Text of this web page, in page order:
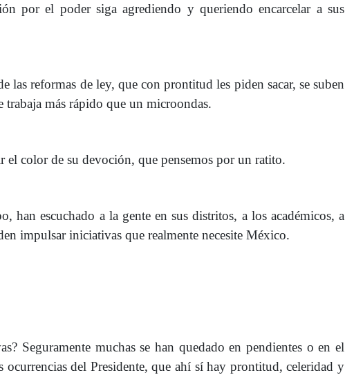
por el poder siga agrediendo y queriendo encarcelar a sus
las reformas de ley, que con prontitud les piden sacar, se suben
más rápido que un microondas.
color de su devoción, que pensemos por un ratito.
han escuchado a la gente en sus distritos, a los académicos, a
impulsar iniciativas que realmente necesite México.
Seguramente muchas se han quedado en pendientes o en el
del Presidente, que ahí sí hay prontitud, celeridad y